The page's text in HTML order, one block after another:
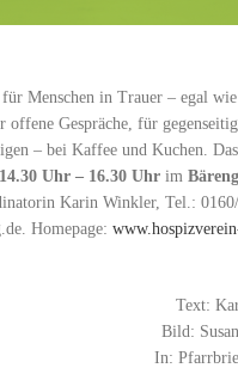
Menschen in Trauer – egal
Gespräche, für
– bei Kaffee und Kuchen.
14.30 Uhr – 16.30 Uhr im
Karin Winkler, Tel.:
Homepage:
Text:
Bild:
In: